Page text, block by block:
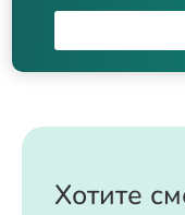
Хотите